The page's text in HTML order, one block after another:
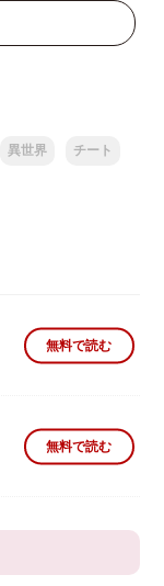
異世界 チート
無料で読む
無料で読む